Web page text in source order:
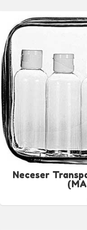
Neceser